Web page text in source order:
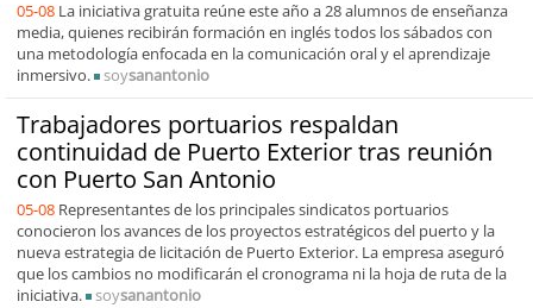
05-08 La iniciativa gratuita reúne este año a 28 alumnos de enseñanza
media, quienes recibirán formación en inglés todos los sábados con
una metodología enfocada en la comunicación oral y el aprendizaje
inmersivo.
soysanantonio
Trabajadores portuarios respaldan
continuidad de Puerto Exterior tras reunión
con Puerto San Antonio
05-08 Representantes de los principales sindicatos portuarios
conocieron los avances de los proyectos estratégicos del puerto y la
nueva estrategia de licitación de Puerto Exterior. La empresa aseguró
que los cambios no modificarán el cronograma ni la hoja de ruta de la
iniciativa.
soysanantonio